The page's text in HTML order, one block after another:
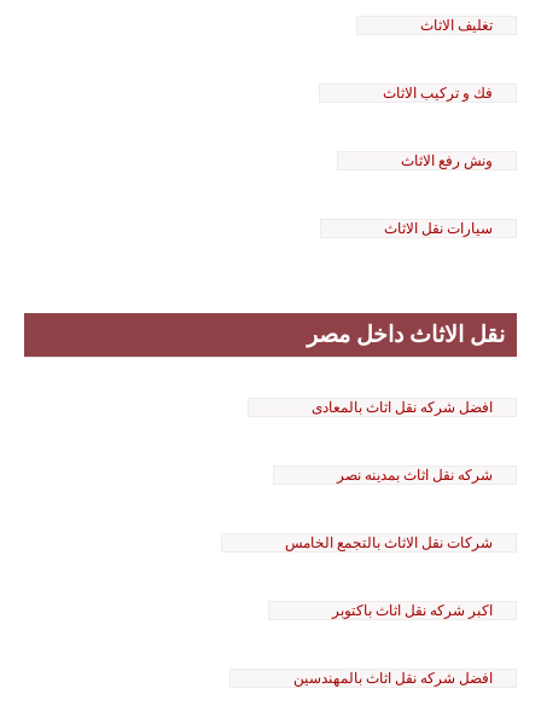
تغليف الاثاث
فك و تركيب الاثاث
ونش رفع الاثاث
سيارات نقل الاثاث
نقل الاثاث داخل مصر
افضل شركه نقل اثاث بالمعادى
شركه نقل اثاث بمدينه نصر
شركات نقل الاثاث بالتجمع الخامس
اكبر شركه نقل اثاث باكتوبر
افضل شركه نقل اثاث بالمهندسين